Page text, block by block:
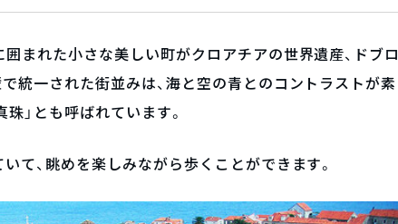
まれた小さな美しい町がクロアチアの世界遺産、ドブロ
統一された街並みは、海と空の青とのコントラストが素
」とも呼ばれています。
て、眺めを楽しみながら歩くことができます。